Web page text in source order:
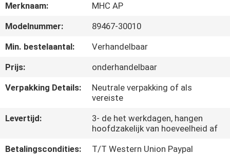
KWALITEITSCONTROLE
NEEM
CONTACT
OP
VERZOEK
Merknaam:
MHC AP
Modelnummer:
89467-30010
Min. bestelaantal:
Verhandelbaar
Prijs:
onderhandelbaar
Verpakking Details:
Neutrale verpakking of als
vereiste
Levertijd:
3- de het werkdagen, hangen
hoofdzakelijk van hoeveelheid af
Betalingscondities:
T/T Western Union Paypal